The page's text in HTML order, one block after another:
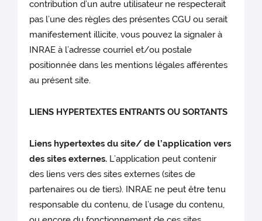
contribution d’un autre utilisateur ne respecterait
pas l’une des règles des présentes CGU ou serait
manifestement illicite, vous pouvez la signaler à
INRAE à l’adresse courriel et/ou postale
positionnée dans les mentions légales afférentes
au présent site.
LIENS HYPERTEXTES ENTRANTS OU SORTANTS
Liens hypertextes du site/ de l’application vers
des sites externes. L’application peut contenir
des liens vers des sites externes (sites de
partenaires ou de tiers). INRAE ne peut être tenu
responsable du contenu, de l’usage du contenu,